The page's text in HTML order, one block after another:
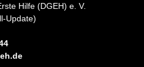
Hilfe (DGEH) e. V.
Update)